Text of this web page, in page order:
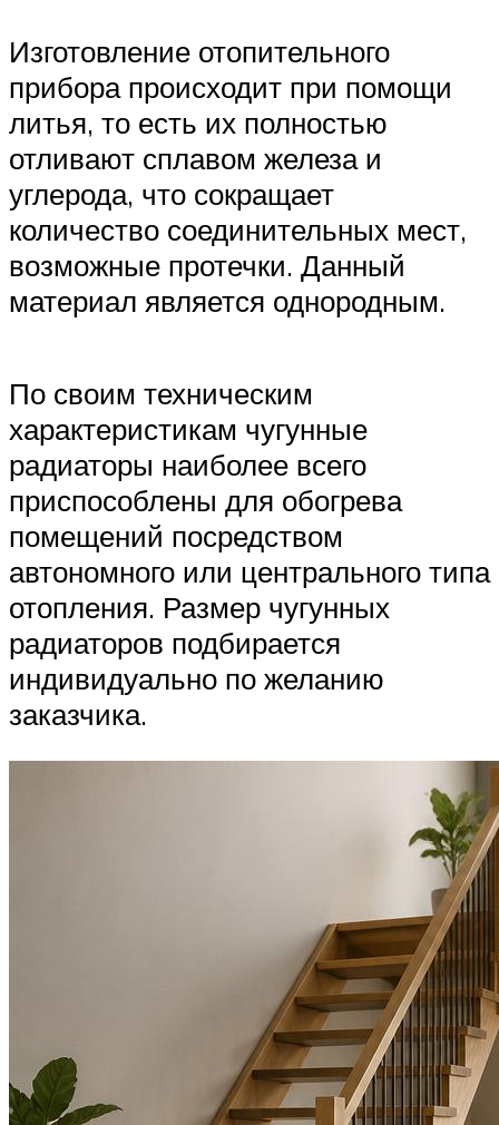
Изготовление отопительного
прибора происходит при помощи
литья, то есть их полностью
отливают сплавом железа и
углерода, что сокращает
количество соединительных мест,
возможные протечки. Данный
материал является однородным.
По своим техническим
характеристикам чугунные
радиаторы наиболее всего
приспособлены для обогрева
помещений посредством
автономного или центрального типа
отопления. Размер чугунных
радиаторов подбирается
индивидуально по желанию
заказчика.